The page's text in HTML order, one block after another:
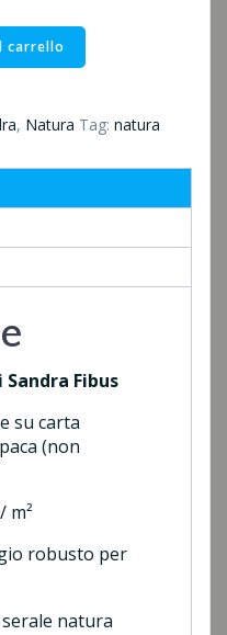
a
carrello
, Natura Tag: natura
Fibus
su carta
(non
m²
robusto per
natura